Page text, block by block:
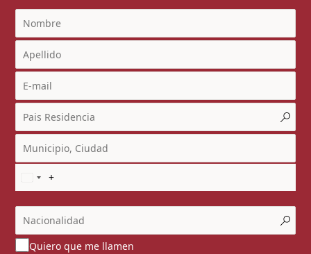
Quiero que me llamen